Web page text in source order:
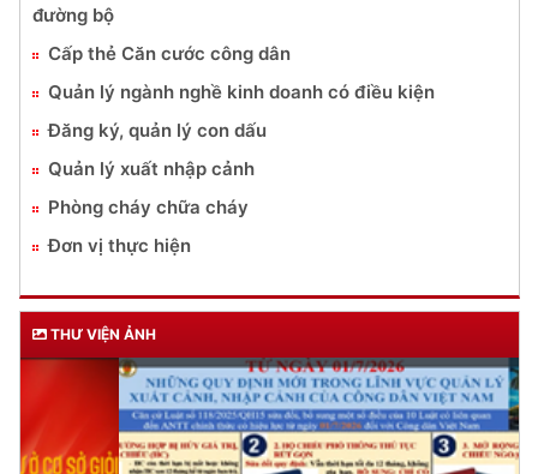
đường bộ
Cấp thẻ Căn cước công dân
Quản lý ngành nghề kinh doanh có điều kiện
Đăng ký, quản lý con dấu
Quản lý xuất nhập cảnh
Phòng cháy chữa cháy
Đơn vị thực hiện
THƯ VIỆN ẢNH